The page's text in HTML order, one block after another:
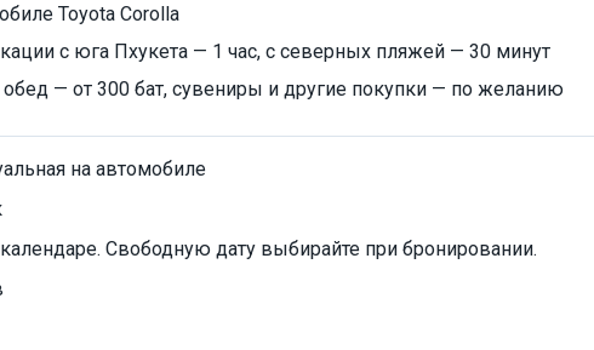
Toyota Corolla
с юга Пхукета — 1 час, с северных пляжей — 30 минут
— от 300 бат, сувениры и другие покупки — по желанию
на автомобиле
Свободную дату выбирайте при бронировании.